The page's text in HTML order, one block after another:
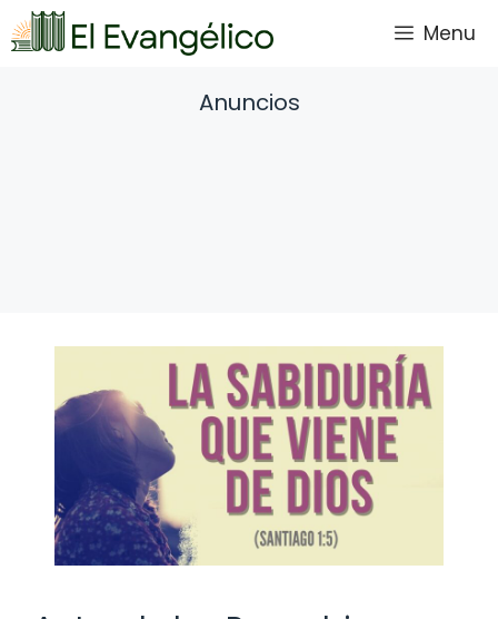
Saltar
al
Menu
Anuncios